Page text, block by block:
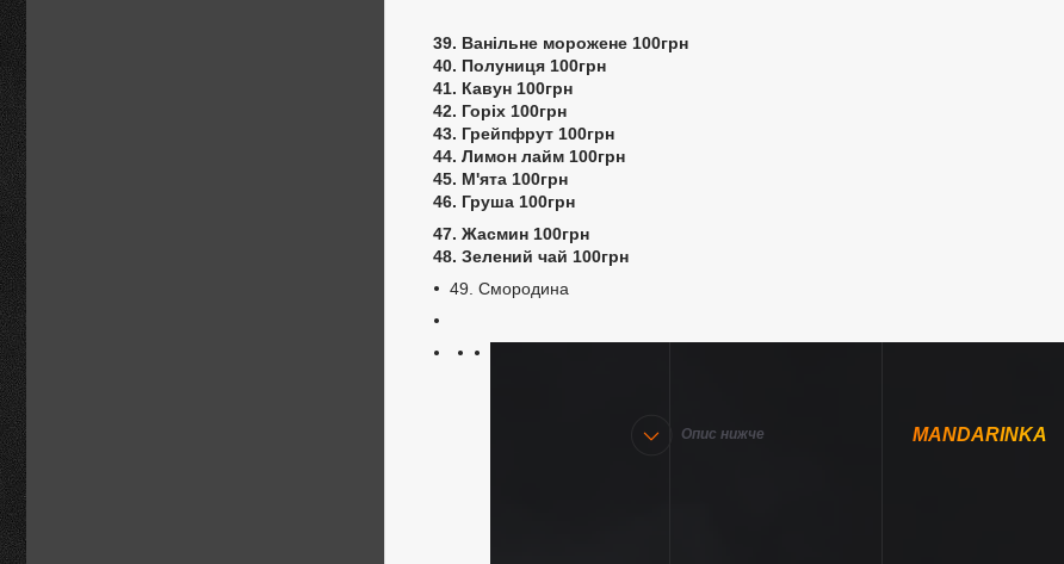
39. Ванільне морожене 100грн
40. Полуниця 100грн
41. Кавун 100грн
42. Горіх 100грн
43. Грейпфрут 100грн
44. Лимон лайм 100грн
45. М'ята 100грн
46. Груша 100грн
47. Жасмин 100грн
48. Зелений чай 100грн
49. Смородина
Опис нижче MANDARINKA